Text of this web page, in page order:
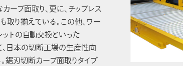
ーブ面取り、更に、チップレス
取り揃えている。この他、ワー
ットの自動交換といった
日本の切断工場の生産性向
鋸刃切断カーブ面取りタイプ